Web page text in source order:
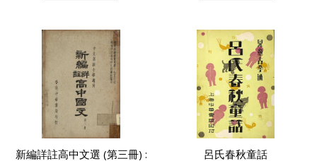
新編詳註高中文選 (第三冊) : 呂氏春秋童話